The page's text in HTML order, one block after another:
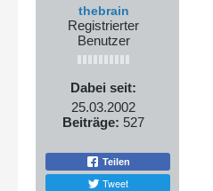
thebrain
Registrierter
Benutzer
Dabei seit:
25.03.2002
Beiträge: 527
Teilen
Tweet